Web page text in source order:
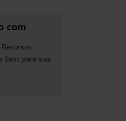
com
Sesc para sua